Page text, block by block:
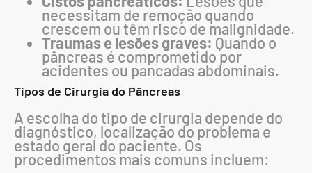
necessitam de remoção quando
crescem ou têm risco de malignidade.
Traumas e lesões graves: Quando o
pâncreas é comprometido por
acidentes ou pancadas abdominais.
Tipos de Cirurgia do Pâncreas
A escolha do tipo de cirurgia depende do
diagnóstico, localização do problema e
estado geral do paciente. Os
procedimentos mais comuns incluem: